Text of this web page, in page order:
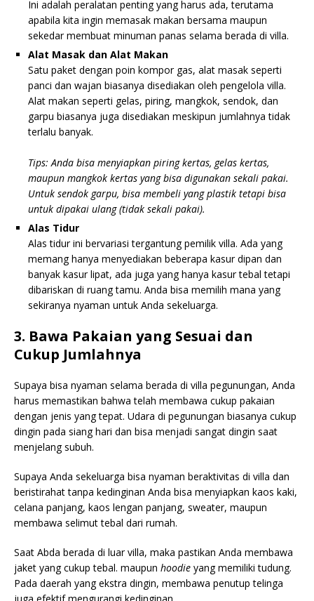
Ini adalah peralatan penting yang harus ada, terutama
apabila kita ingin memasak makan bersama maupun
sekedar membuat minuman panas selama berada di villa.
Alat Masak dan Alat Makan
Satu paket dengan poin kompor gas, alat masak seperti
panci dan wajan biasanya disediakan oleh pengelola villa.
Alat makan seperti gelas, piring, mangkok, sendok, dan
garpu biasanya juga disediakan meskipun jumlahnya tidak
terlalu banyak.
Tips: Anda bisa menyiapkan piring kertas, gelas kertas,
maupun mangkok kertas yang bisa digunakan sekali pakai.
Untuk sendok garpu, bisa membeli yang plastik tetapi bisa
untuk dipakai ulang (tidak sekali pakai).
Alas Tidur
Alas tidur ini bervariasi tergantung pemilik villa. Ada yang
memang hanya menyediakan beberapa kasur dipan dan
banyak kasur lipat, ada juga yang hanya kasur tebal tetapi
dibariskan di ruang tamu. Anda bisa memilih mana yang
sekiranya nyaman untuk Anda sekeluarga.
3. Bawa Pakaian yang Sesuai dan
Cukup Jumlahnya
Supaya bisa nyaman selama berada di villa pegunungan, Anda
harus memastikan bahwa telah membawa cukup pakaian
dengan jenis yang tepat. Udara di pegunungan biasanya cukup
dingin pada siang hari dan bisa menjadi sangat dingin saat
menjelang subuh.
Supaya Anda sekeluarga bisa nyaman beraktivitas di villa dan
beristirahat tanpa kedinginan Anda bisa menyiapkan kaos kaki,
celana panjang, kaos lengan panjang, sweater, maupun
membawa selimut tebal dari rumah.
Saat Abda berada di luar villa, maka pastikan Anda membawa
jaket yang cukup tebal. maupun hoodie yang memiliki tudung.
Pada daerah yang ekstra dingin, membawa penutup telinga